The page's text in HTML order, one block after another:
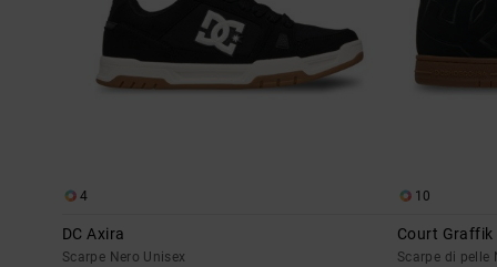
4
DC Axira
Scarpe Nero Unisex
10
Court Graffik
Scarpe di pelle